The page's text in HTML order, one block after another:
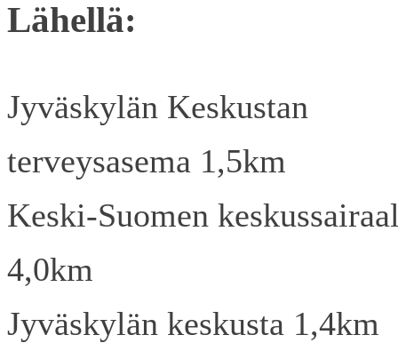
Lähellä:
Jyväskylän Keskustan
terveysasema 1,5km
Keski-Suomen
4,0km
Jyväskylän keskusta 1,4km